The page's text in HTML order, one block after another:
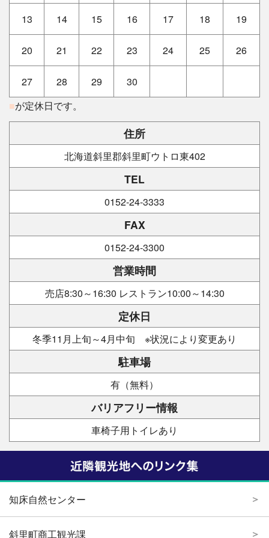
13 14 15 16 17 18 19
20 21 22 23 24 25 26
27 28 29
30
■が定休日です。
住所
北海道斜里郡斜里町ウトロ東402
TEL
0152-24-3333
FAX
0152-24-3300
営業時間
売店8:30～16:30 レストラン10:00～14:30
定休日
冬季11月上旬～4月中旬 ※状況により変更あり
駐車場
有（無料）
バリアフリー情報
車椅子用トイレあり
知床自然センター
斜里町商工観光課